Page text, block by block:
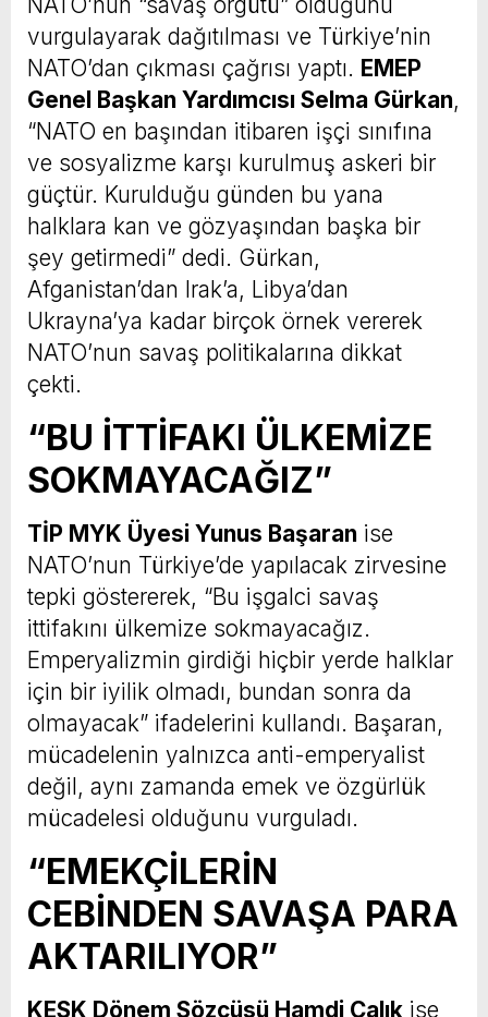
vurgulayarak dağıtılması ve Türkiye’nin
NATO’dan çıkması çağrısı yaptı. EMEP
Genel Başkan Yardımcısı Selma Gürkan,
“NATO en başından itibaren işçi sınıfına
ve sosyalizme karşı kurulmuş askeri bir
güçtür. Kurulduğu günden bu yana
halklara kan ve gözyaşından başka bir
şey getirmedi” dedi. Gürkan,
Afganistan’dan Irak’a, Libya’dan
Ukrayna’ya kadar birçok örnek vererek
NATO’nun savaş politikalarına dikkat
çekti.
“BU İTTİFAKI ÜLKEMİZE
SOKMAYACAĞIZ”
TİP MYK Üyesi Yunus Başaran ise
NATO’nun Türkiye’de yapılacak zirvesine
tepki göstererek, “Bu işgalci savaş
ittifakını ülkemize sokmayacağız.
Emperyalizmin girdiği hiçbir yerde halklar
için bir iyilik olmadı, bundan sonra da
olmayacak” ifadelerini kullandı. Başaran,
mücadelenin yalnızca anti-emperyalist
değil, aynı zamanda emek ve özgürlük
mücadelesi olduğunu vurguladı.
“EMEKÇİLERİN
CEBİNDEN SAVAŞA PARA
AKTARILIYOR”
KESK Dönem Sözcüsü Hamdi Çalık ise